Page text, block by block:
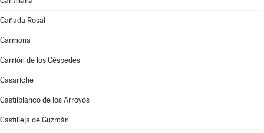
Cañada Rosal
Carmona
Carrión de los Céspedes
Casariche
Castilblanco de los Arroyos
Castilleja de Guzmán